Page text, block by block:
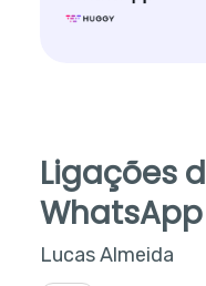
Ligações
WhatsApp
Lucas Almeida